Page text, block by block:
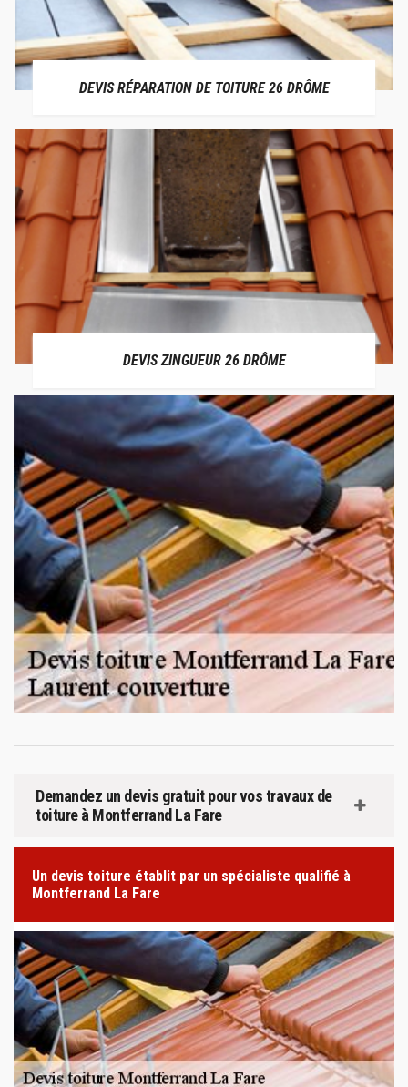
DEVIS RÉPARATION DE TOITURE 26 DRÔME
DEVIS ZINGUEUR 26 DRÔME
Demandez un devis gratuit pour vos travaux de
toiture à Montferrand La Fare
Un devis toiture établit par un spécialiste qualifié à
Montferrand La Fare